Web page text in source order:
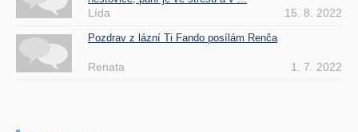
Lída 15. 8. 2022
Pozdrav z lázní Ti Fando posílám Renča
Renata 1. 7. 2022